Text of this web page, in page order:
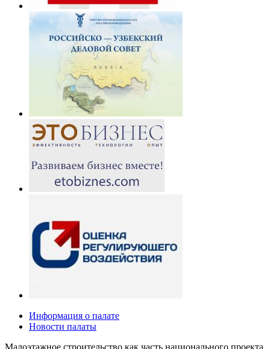
Информация о палате
Новости палаты
Малоэтажное строительство как часть национального проекта